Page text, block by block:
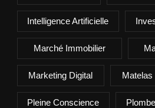
Intelligence Artificielle
Marché Immobilier
Marketing Digital Matelas
Pleine Conscience